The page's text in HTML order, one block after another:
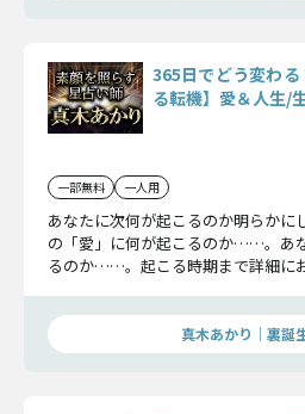
365日でどう変わ
る転機】愛＆人生/
一部無料 一人用
あなたに次何が起こるのか明らかに
の「愛」に何が起こるのか……。あ
るのか……。起こる時期まで詳細に
真木あかり｜裏誕